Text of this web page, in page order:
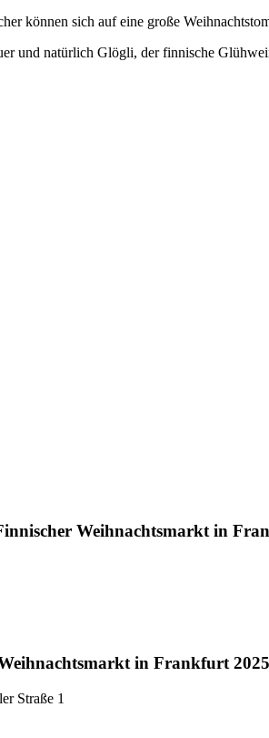
können sich auf eine große
und natürlich Glögli, der finnische
Weihnachtsmarkt in
in Frankfurt 2025
Straße 1